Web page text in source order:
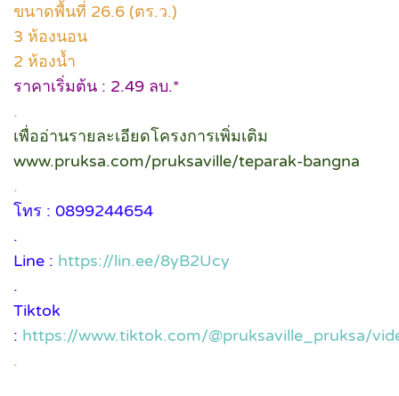
ขนาดพื้นที่ 26.6 (ตร.ว.)
3 ห้องนอน
2 ห้องน้ำ
ราคาเริ่มต้น : 2.49 ลบ.*
.
เพื่ออ่านรายละเอียดโครงการเพิ่มเติม
www.pruksa.com/pruksaville/teparak-bangna
.
โทร : 0899244654
.
Line : https://lin.ee/8yB2Ucy
.
Tiktok
: https://www.tiktok.com/@pruksaville_pruksa/
.